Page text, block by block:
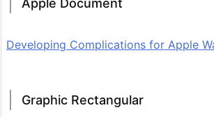
Apple Document
Developing Complications for Apple
Graphic Rectangular